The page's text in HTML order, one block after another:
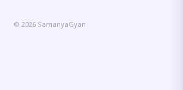
© 2026 SamanyaGyan